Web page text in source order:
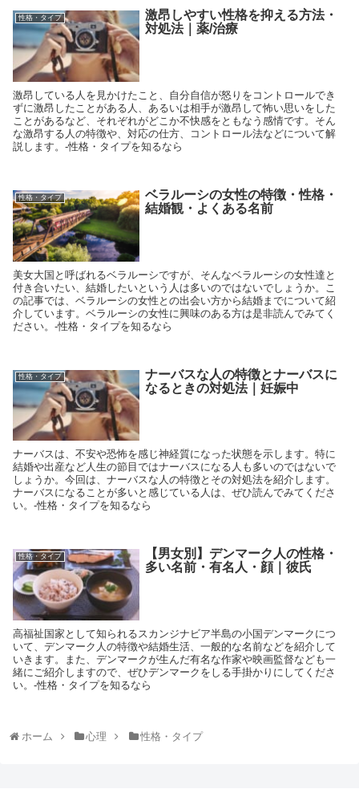
性格・タイプ
激昂しやすい性格を抑える方法・
対処法｜薬/治療
激昂している人を見かけたこと、自分自信が怒りをコントロールでき
ずに激昂したことがある人、あるいは相手が激昂して怖い思いをした
ことがあるなど、それぞれがどこか不快感をともなう感情です。そん
な激昂する人の特徴や、対応の仕方、コントロール法などについて解
説します。-性格・タイプを知るなら
性格・タイプ
ベラルーシの女性の特徴・性格・
結婚観・よくある名前
美女大国と呼ばれるベラルーシですが、そんなベラルーシの女性達と
付き合いたい、結婚したいという人は多いのではないでしょうか。こ
の記事では、ベラルーシの女性との出会い方から結婚までについて紹
介しています。ベラルーシの女性に興味のある方は是非読んでみてく
ださい。-性格・タイプを知るなら
性格・タイプ
ナーバスな人の特徴とナーバスに
なるときの対処法｜妊娠中
ナーバスは、不安や恐怖を感じ神経質になった状態を示します。特に
結婚や出産など人生の節目ではナーバスになる人も多いのではないで
しょうか。今回は、ナーバスな人の特徴とその対処法を紹介します。
ナーバスになることが多いと感じている人は、ぜひ読んでみてくださ
い。-性格・タイプを知るなら
性格・タイプ
【男女別】デンマーク人の性格・
多い名前・有名人・顔｜彼氏
高福祉国家として知られるスカンジナビア半島の小国デンマークにつ
いて、デンマーク人の特徴や結婚生活、一般的な名前などを紹介して
いきます。また、デンマークが生んだ有名な作家や映画監督なども一
緒にご紹介しますので、ぜひデンマークをしる手掛かりにしてくださ
い。-性格・タイプを知るなら
ホーム 心理 性格・タイプ